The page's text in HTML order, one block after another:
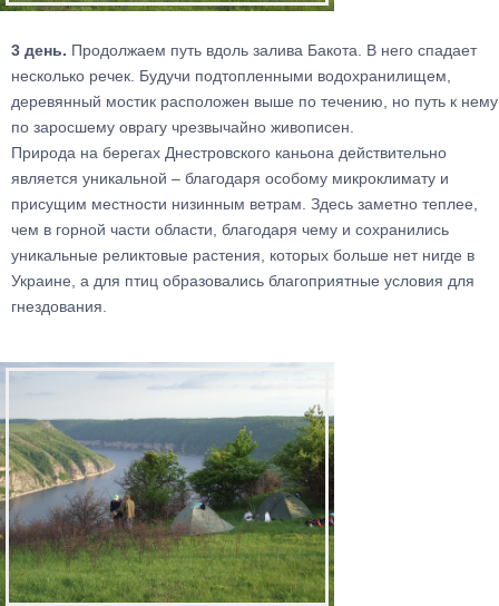
3 день. Продолжаем путь вдоль залива Бакота. В него спадает
несколько речек. Будучи подтопленными водохранилищем,
деревянный мостик расположен выше по течению, но путь к нему
по заросшему оврагу чрезвычайно живописен.
Природа на берегах Днестровского каньона действительно
является уникальной – благодаря особому микроклимату и
присущим местности низинным ветрам. Здесь заметно теплее,
чем в горной части области, благодаря чему и сохранились
уникальные реликтовые растения, которых больше нет нигде в
Украине, а для птиц образовались благоприятные условия для
гнездования.